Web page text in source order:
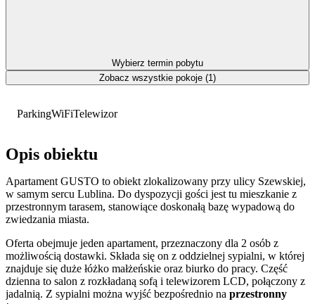
ParkingWiFiTelewizor
Opis obiektu
Apartament GUSTO to obiekt zlokalizowany przy ulicy Szewskiej,
w samym sercu Lublina. Do dyspozycji gości jest tu mieszkanie z
przestronnym tarasem, stanowiące doskonałą bazę wypadową do
zwiedzania miasta.
Oferta obejmuje jeden apartament, przeznaczony dla 2 osób z
możliwością dostawki. Składa się on z oddzielnej sypialni, w której
znajduje się duże łóżko małżeńskie oraz biurko do pracy. Część
dzienna to salon z rozkładaną sofą i telewizorem LCD, połączony z
jadalnią. Z sypialni można wyjść bezpośrednio na przestronny
Wybierz termin pobytu
Zobacz wszystkie pokoje (1)